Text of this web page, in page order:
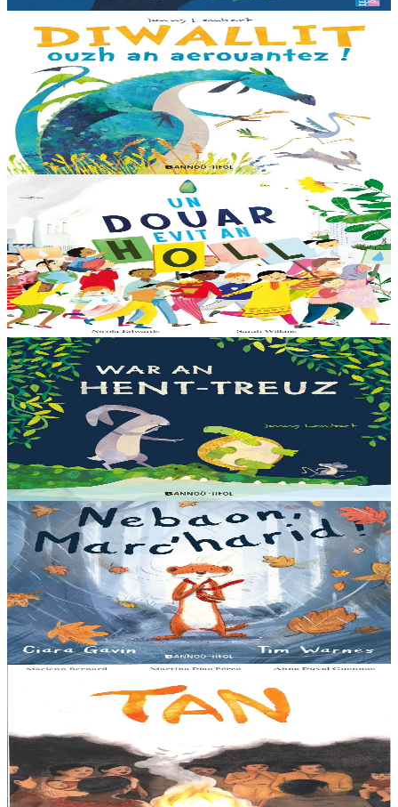
Bannoù-heol
Look out, it's a Dragon!
Eflammez la dragonne est en quête d'une nouvelle maison. Mais
quand elle trouve la forêt parfaite, elle n'est pas la bienvenue...
"Ouste ! On ne veut pas de...
En stock13,00 €
Bannoù-heol
Like the Ocean We Rise
Notre planète est immense et magnifique, mais elle a besoin de notre
aide – elle a besoin de moi, elle a besoin de vous. Cet album illustré,
qui arrive à point...
En stock
13,00 €
3 ans et plus
Bannoù-heol
Let's all creep through crocodile creek
Qui sait quelles bêtes rôdent dans les marais quand la nuit tombe...
Pas les crocodiles en tout cas, Souris en est persuadée ! Ses amis ont
un doute : à quoi ça...
En stock13,00 €
3 ans et plus
Bannoù-heol
A little bit worried
Pris dans une violente tempête, Marc'harid construit une forteresse
pour s'y réfugier. Mais elle y rencontre Lagadeg, qui adore jouer
dans le vent et patauger sous la pluie....
En stock13,00 €
8 ans et plus
Tout en haut des vertes collines, là où les montagnes se couvrent du
brouillard des matinées feutrées, est perché le petit village maya de
Sakamch'en....